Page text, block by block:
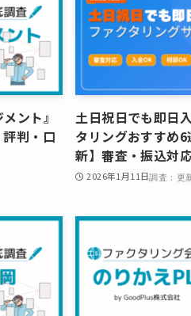
ント』
判・口
土日祝日でも即日
タリングおすすめ
新】審査・振込対
2026年1月11日